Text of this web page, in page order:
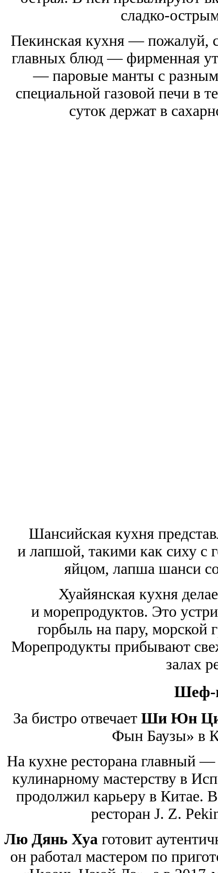
сладко-
Пекинская кухня — пожалуй,
главных блюд — фирменная
— паровые манты с
специальной газовой печи в
суток держат в
Шансийская кухня
и лапшой, такими как сиху с
яйцом, лапша шанси
Хуайянская кухня
и морепродуктов. Это
горбыль на пару, морской
Морепродукты прибывают
залах
Шеф-
За бистро отвечает Ши Юн
Фын Баузы» в
На кухне ресторана главный
кулинарному мастерству в
продолжил карьеру в Китае.
ресторан J. Z.
Лю Дянь Хуаготовит
он работал мастером по